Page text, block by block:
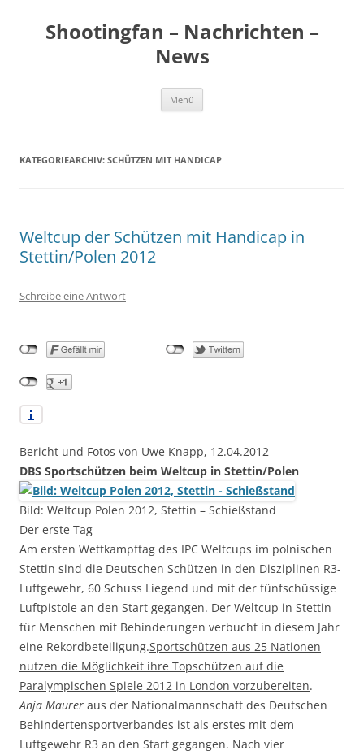
springenShootingfan – Nachrichten –
News
Menü
KATEGORIEARCHIV: SCHÜTZEN MIT HANDICAP
Weltcup der Schützen mit Handicap in
Stettin/Polen 2012
Schreibe eine Antwort
Bericht und Fotos von Uwe Knapp, 12.04.2012
DBS Sportschützen beim Weltcup in Stettin/Polen
Bild: Weltcup Polen 2012, Stettin – Schießstand
Der erste Tag
Am ersten Wettkampftag des IPC Weltcups im polnischen
Stettin sind die Deutschen Schützen in den Disziplinen R3-
Luftgewehr, 60 Schuss Liegend und mit der fünfschüssige
Luftpistole an den Start gegangen. Der Weltcup in Stettin
für Menschen mit Behinderungen verbucht in diesem Jahr
eine Rekordbeteiligung.Sportschützen aus 25 Nationen
nutzen die Möglichkeit ihre Topschützen auf die
Paralympischen Spiele 2012 in London vorzubereiten.
Anja Maurer aus der Nationalmannschaft des Deutschen
Behindertensportverbandes ist als erstes mit dem
Luftgewehr R3 an den Start gegangen. Nach vier